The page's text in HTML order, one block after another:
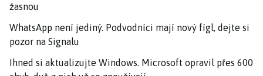
žasnou
WhatsApp není jediný. Podvodníci mají nový fígl, dejte si
pozor na Signalu
Ihned si aktualizujte Windows. Microsoft opravil přes 600